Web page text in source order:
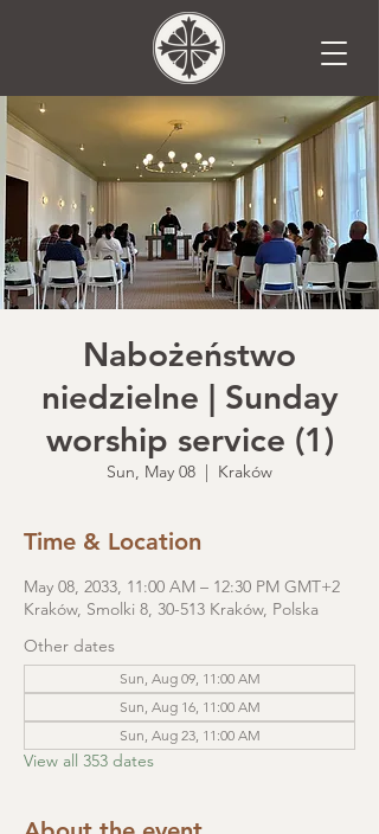
Nabożeństwo
niedzielne | Sunday
worship service (1)
Sun, May 08
  |
Kraków
Time & Location
May 08, 2033, 11:00 AM – 12:30 PM GMT+2
Kraków, Smolki 8, 30-513 Kraków, Polska
Other dates
Sun, Aug 09, 11:00 AM
Sun, Aug 16, 11:00 AM
Sun, Aug 23, 11:00 AM
View all 353 dates